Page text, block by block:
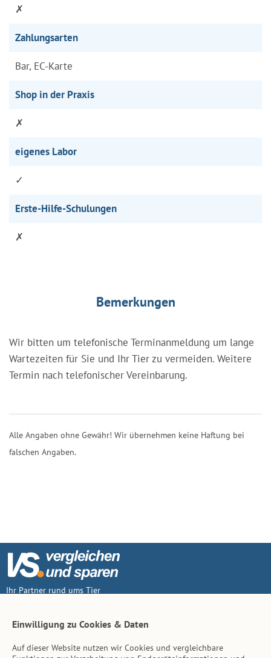
✗
Zahlungsarten
Bar, EC-Karte
Shop in der Praxis
✗
eigenes Labor
✓
Erste-Hilfe-Schulungen
✗
Bemerkungen
Wir bitten um telefonische Terminanmeldung um lange
Wartezeiten für Sie und Ihr Tier zu vermeiden. Weitere
Termin nach telefonischer Vereinbarung.
Alle Angaben ohne Gewähr! Wir übernehmen keine Haftung bei
falschen Angaben.
Ihr Partner rund ums Tier
Einwilligung zu Cookies & Daten
Auf dieser Website nutzen wir Cookies und vergleichbare